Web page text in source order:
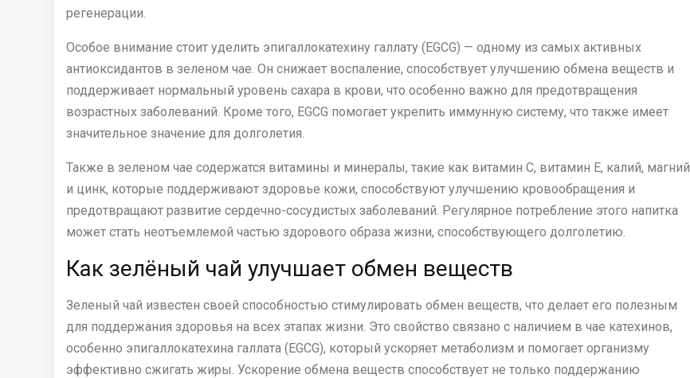
регенерации.
Особое внимание стоит уделить эпигаллокатехину галлату (EGCG) — одному из самых активных
антиоксидантов в зеленом чае. Он снижает воспаление, способствует улучшению обмена веществ и
поддерживает нормальный уровень сахара в крови, что особенно важно для предотвращения
возрастных заболеваний. Кроме того, EGCG помогает укрепить иммунную систему, что также имеет
значительное значение для долголетия.
Также в зеленом чае содержатся витамины и минералы, такие как витамин C, витамин E, калий, магний
и цинк, которые поддерживают здоровье кожи, способствуют улучшению кровообращения и
предотвращают развитие сердечно-сосудистых заболеваний. Регулярное потребление этого напитка
может стать неотъемлемой частью здорового образа жизни, способствующего долголетию.
Как зелёный чай улучшает обмен веществ
Зеленый чай известен своей способностью стимулировать обмен веществ, что делает его полезным
для поддержания здоровья на всех этапах жизни. Это свойство связано с наличием в чае катехинов,
особенно эпигаллокатехина галлата (EGCG), который ускоряет метаболизм и помогает организму
эффективно сжигать жиры. Ускорение обмена веществ способствует не только поддержанию